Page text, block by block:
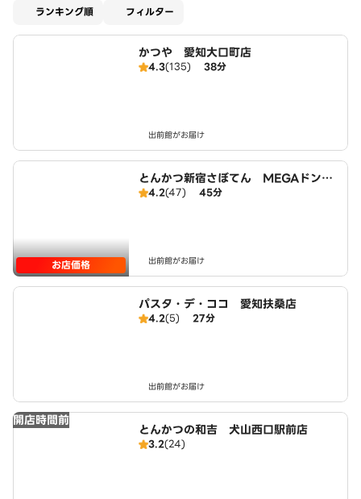
ランキング順 フィルター
かつや 愛知大口町店
4.3(135) 38分
出前館がお届け
お店価格
とんかつ新宿さぼてん MEGAドンキ
ホーテUNY大口店
4.2(47) 45分
出前館がお届け
パスタ・デ・ココ 愛知扶桑店
4.2(5) 27分
出前館がお届け
開店時間前
とんかつの和吉 犬山西口駅前店
3.2(24)